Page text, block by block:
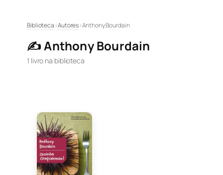
conteúdo
Biblioteca›Autores›Anthony Bourdain
✍️ Anthony Bourdain
1 livro na biblioteca